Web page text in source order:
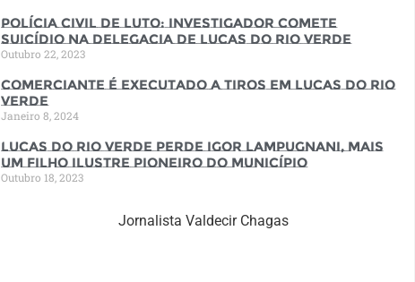
Polícia Civil de luto: Investigador comete
suicídio na Delegacia de Lucas do Rio Verde
Outubro 22, 2023
Comerciante é executado a tiros em Lucas do Rio
Verde
Janeiro 8, 2024
Lucas do Rio Verde perde Igor Lampugnani, mais
um filho ilustre pioneiro do município
Outubro 18, 2023
Jornalista Valdecir Chagas